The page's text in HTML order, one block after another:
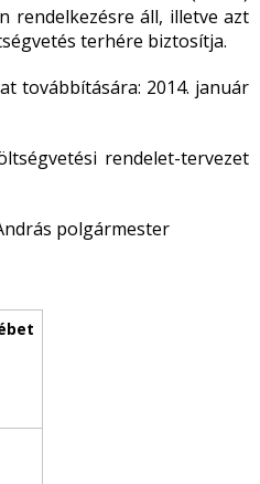
rendelkezésre áll, illetve azt
terhére biztosítja.
2014. január
tervezet
polgármester